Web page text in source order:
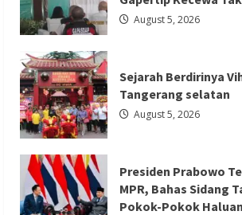
Berita Nasional
Presiden Prabowo Terima
MPR, Bahas Sidang Tahunan
Pokok-Pokok Haluan Negara
Redaksi 01
Agama August 5, 2026
Sejarah Berdirinya
Tangerang selatan
August 5, 2026
Presiden Prabowo
MPR, Bahas Sidang
Pokok-Pokok